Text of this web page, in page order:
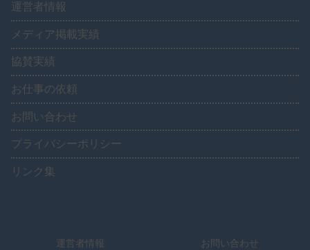
運営者情報
メディア掲載実績
協賛実績
お仕事の依頼
お問い合わせ
プライバシーポリシー
リンク集
運営者情報 お問い合わせ